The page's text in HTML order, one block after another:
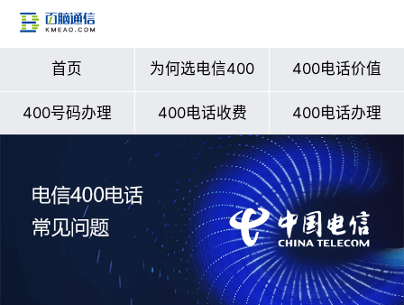
首页 为何选电信400 400电话价值
400号码办理 400电话收费 400电话办理